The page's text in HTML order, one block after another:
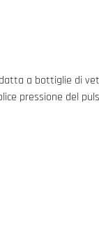
a bottiglie di
pressione del